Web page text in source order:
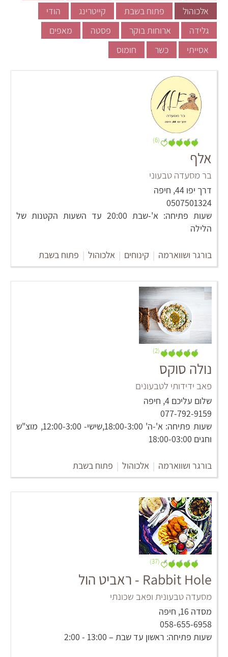
אלכוהול
פתוח בשבת קייטרינג
הודי
גלידה
ארוחות בוקר פסטה
מאפים
אסייתי
כשר חומוס
(6)
אלף
בר מסעדה טבעוני
דרך יפו 44, חיפה
0507501324
שעות פתיחה: א'-שבת 20:00 עד השעות הקטנות של
הלילה
בורגר ושווארמה | קינוחים | אלכוהול | פתוח בשבת
(2)
נולה סוקס
פאב ידידותי לטבעונים
שלום עליכם 4, חיפה
077-792-9159
שעות פתיחה: א'-ה' 18:00-3:00,שישי- 12:00-3:00, מוצ"ש
וחגים 18:00-03:00
בורגר ושווארמה | אלכוהול | פתוח בשבת
(37)
Rabbit Hole - ראביט הול
מסעדה טבעונית ופאב שכונתי
מסדה 16, חיפה
058-655-6958
שעות פתיחה: ראשון עד שבת – 13:00 - 2:00